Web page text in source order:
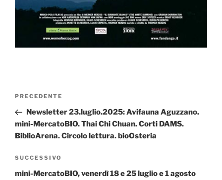
Navigazione
Articolo
precedente:
PRECEDENTE
Newsletter 23.luglio.2025: Avifauna Aguzzano.
mini-MercatoBIO. Thai Chi Chuan. Corti DAMS.
BiblioArena. Circolo lettura. bioOsteria
Articolo
successivo
SUCCESSIVO
mini-MercatoBIO, venerdì 18 e 25 luglio e 1 agosto